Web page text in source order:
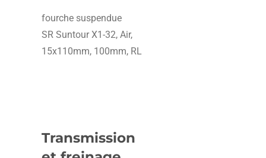
fourche suspendue
SR Suntour X1-32, Air,
15x110mm, 100mm, RL
Transmission